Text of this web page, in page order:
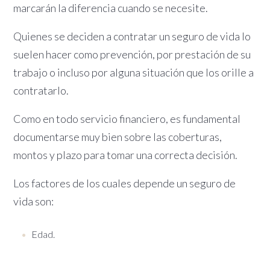
marcarán la diferencia cuando se necesite.
Quienes se deciden a contratar un seguro de vida lo
suelen hacer como prevención, por prestación de su
trabajo o incluso por alguna situación que los orille a
contratarlo.
Como en todo servicio financiero, es fundamental
documentarse muy bien sobre las coberturas,
montos y plazo para tomar una correcta decisión.
Los factores de los cuales depende un seguro de
vida son:
Edad.